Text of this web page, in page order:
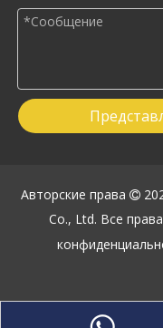
Авторские права 
Co., Ltd. Все